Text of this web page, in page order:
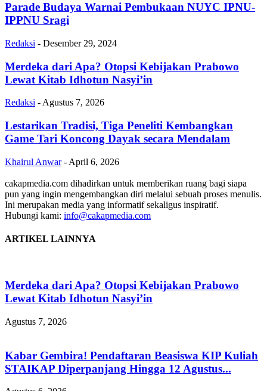
Parade Budaya Warnai Pembukaan NUYC IPNU-
IPPNU Sragi
Redaksi - Desember 29, 2024
Merdeka dari Apa? Otopsi Kebijakan Prabowo
Lewat Kitab Idhotun Nasyi’in
Redaksi - Agustus 7, 2026
‎Lestarikan Tradisi, Tiga Peneliti Kembangkan
Game Tari Koncong Dayak secara Mendalam
Khairul Anwar - April 6, 2026
cakapmedia.com dihadirkan untuk memberikan ruang bagi siapa
pun yang ingin mengembangkan diri melalui sebuah proses menulis.
Ini merupakan media yang informatif sekaligus inspiratif.
Hubungi kami: info@cakapmedia.com
ARTIKEL LAINNYA
Merdeka dari Apa? Otopsi Kebijakan Prabowo
Lewat Kitab Idhotun Nasyi’in
Agustus 7, 2026
Kabar Gembira! Pendaftaran Beasiswa KIP Kuliah
STAIKAP Diperpanjang Hingga 12 Agustus...